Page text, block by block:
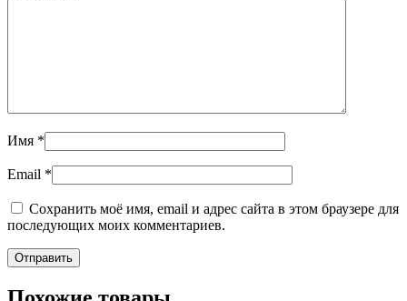
Имя *
Email *
Сохранить моё имя, email и адрес сайта в этом браузере для
последующих моих комментариев.